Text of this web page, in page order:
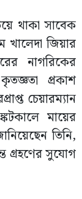
থাকা সাবেক
খালেদা জিয়ার
নাগরিকের
প্রকাশ
চেয়ারম্যান
মায়ের
তিনি,
গ্রহণের সুযোগ